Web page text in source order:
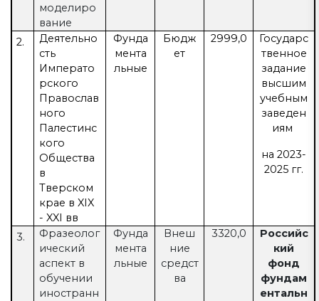
моделиро
вание
2.
Деятельно
сть
Императо
рского
Православ
ного
Палестинс
кого
Общества
в
Тверском
крае в XIX
- XXI вв
Фунда
мента
льные
Бюдж
ет
2999,0
Государс
твенное
задание
высшим
учебным
заведен
иям
на 2023-
2025 гг.
3.
Фразеолог
ический
аспект в
обучении
иностранн
Фунда
мента
льные
Внеш
ние
средст
ва
3320,0
Российс
кий
фонд
фундам
ентальн